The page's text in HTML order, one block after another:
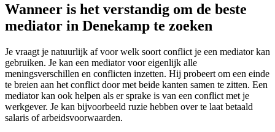
Wanneer is het verstandig om de beste
mediator in Denekamp te zoeken
Je vraagt je natuurlijk af voor welk soort conflict je een mediator kan
gebruiken. Je kan een mediator voor eigenlijk alle
meningsverschillen en conflicten inzetten. Hij probeert om een einde
te breien aan het conflict door met beide kanten samen te zitten. Een
mediator kan ook helpen als er sprake is van een conflict met je
werkgever. Je kan bijvoorbeeld ruzie hebben over te laat betaald
salaris of arbeidsvoorwaarden.